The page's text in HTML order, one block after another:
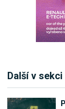
Další v